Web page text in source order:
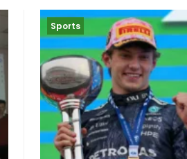
Sports